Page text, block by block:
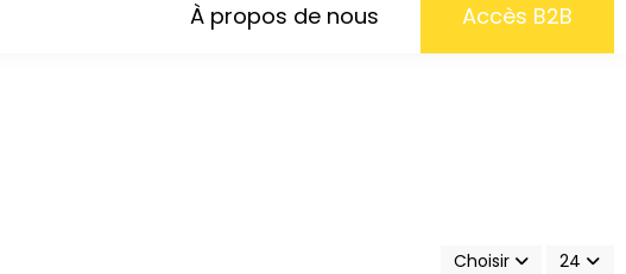
Accès B2B
À propos de nous
Choisir 24